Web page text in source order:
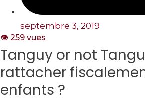
septembre 3, 2019
👁️ 259 vues
Tanguy or not
rattacher
enfants ?